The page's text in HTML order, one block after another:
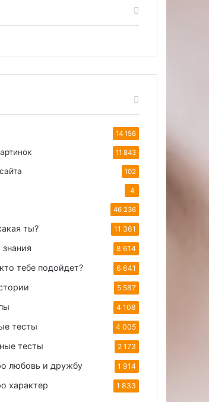
14 156
11 843
102
4
46 236
ты? 11 361
8 614
тебе подойдет? 6 641
5 587
4 108
тесты 4 005
тесты 2 173
любовь и дружбу 1 914
характер 1 833